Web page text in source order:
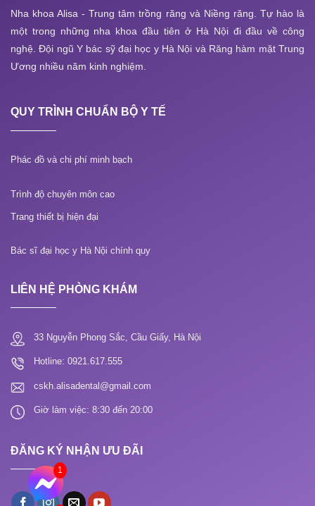
Nha khoa Alisa - Trung tâm trồng răng và Niềng răng. Tự hào là
một trong những nha khoa đầu tiên ở Hà Nội đi đầu về công
nghệ. Đội ngũ Y bác sỹ đại học y Hà Nội và Răng hàm mặt Trung
Ương nhiều năm kinh nghiệm.
QUY TRÌNH CHUẨN BỘ Y TẾ
Phác đồ và chi phí minh bạch
Trình độ chuyên môn cao
Trang thiết bị hiện đại
Bác sĩ đại học y Hà Nội chính quy
LIÊN HỆ PHÒNG KHÁM
33 Nguyễn Phong Sắc, Cầu Giấy, Hà Nội
Hotline: 0921.617.555
cskh.alisadental@gmail.com
Giờ làm việc: 8:30 đến 20:00
ĐĂNG KÝ NHẬN ƯU ĐÃI
1